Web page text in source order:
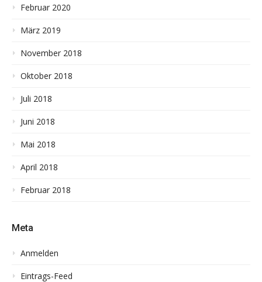
Februar 2020
März 2019
November 2018
Oktober 2018
Juli 2018
Juni 2018
Mai 2018
April 2018
Februar 2018
Meta
Anmelden
Eintrags-Feed